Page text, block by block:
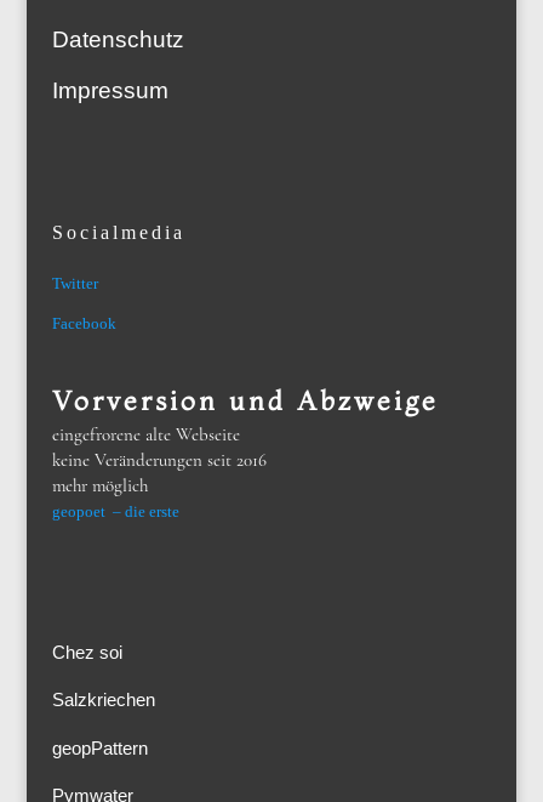
Datenschutz
Impressum
Socialmedia
Twitter
Facebook
Vorversion und Abzweige
eingefrorene alte Webseite
keine Veränderungen seit 2016
mehr möglich
geopoet – die erste
Chez soi
Salzkriechen
geopPattern
Pymwater